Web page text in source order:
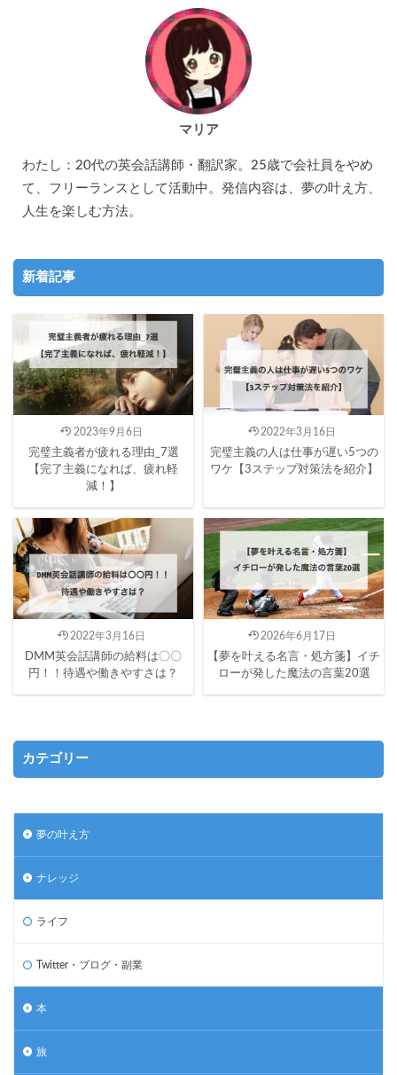
マリア
わたし：20代の英会話講師・翻訳家。25歳で会社員をやめ
て、フリーランスとして活動中。発信内容は、夢の叶え方、
人生を楽しむ方法。
新着記事
2023年9月6日
完璧主義者が疲れる理由_7選
【完了主義になれば、疲れ軽
減！】
2022年3月16日
完璧主義の人は仕事が遅い5つの
ワケ【3ステップ対策法を紹介】
2022年3月16日
DMM英会話講師の給料は〇〇
円！！待遇や働きやすさは？
2026年6月17日
【夢を叶える名言・処方箋】イチ
ローが発した魔法の言葉20選
カテゴリー
夢の叶え方
ナレッジ
ライフ
Twitter・ブログ・副業
本
旅